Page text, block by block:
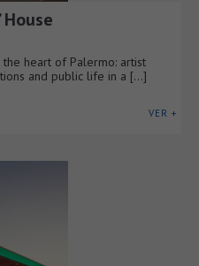
House
heart of Palermo: artist
and public life in a [...]
VER +